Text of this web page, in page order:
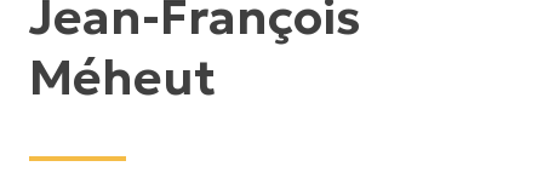
Jean-François
Méheut